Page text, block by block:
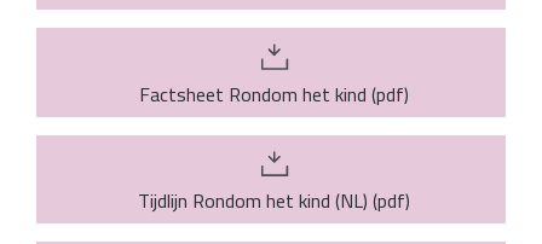
Factsheet Rondom het kind(pdf)
Tijdlijn Rondom het kind (NL)(pdf)